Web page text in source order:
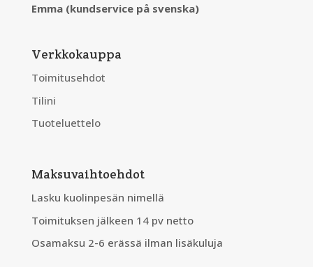
Emma (kundservice på svenska)
Verkkokauppa
Toimitusehdot
Tilini
Tuoteluettelo
Maksuvaihtoehdot
Lasku kuolinpesän nimellä
Toimituksen jälkeen 14 pv netto
Osamaksu 2-6 erässä ilman lisäkuluja